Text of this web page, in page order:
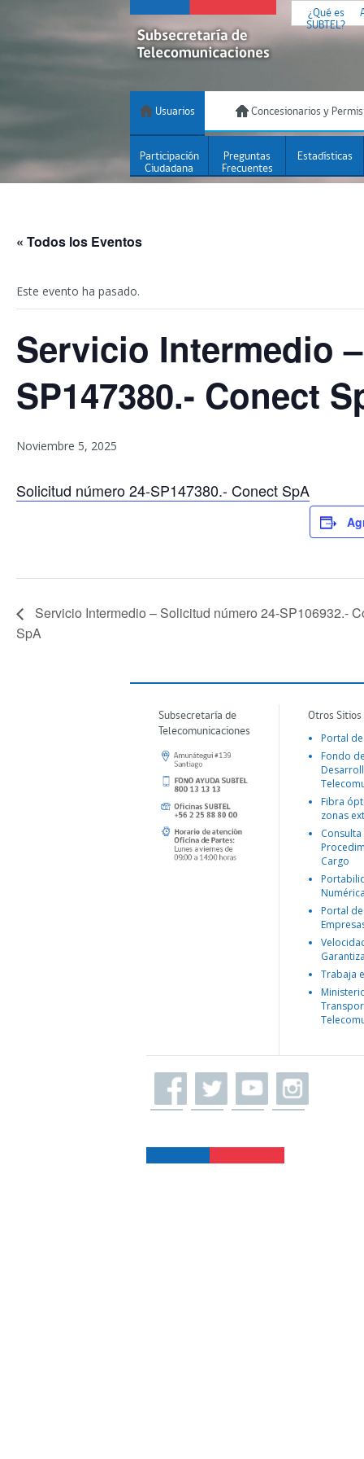
¿Qué es
SUBTEL?
Usuarios Concesionarios y
Participación
Ciudadana
Preguntas
Frecuentes
Estadísticas
« Todos los Eventos
Este evento ha pasado.
Servicio Intermedio
SP147380.- Conect
Noviembre 5, 2025
Solicitud número 24-SP147380.- Conect SpA
Servicio Intermedio – Solicitud número 24-SP106932.-
SpA
Subsecretaría de
Telecomunicaciones
Otros
Portal
Fondo
Fibra
zonas
Consulta
Cargo
Portal
Trabaja